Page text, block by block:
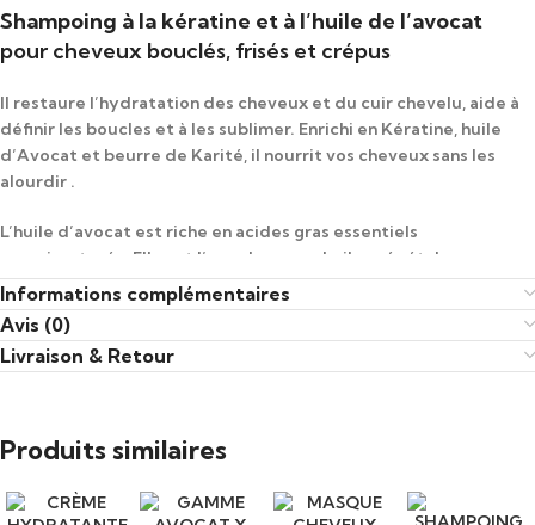
Shampoing à la kératine et à l’huile de l’avocat
pour cheveux bouclés, frisés et crépus
Il restaure l’hydratation des cheveux et du cuir chevelu, aide à
définir les boucles et à les sublimer. Enrichi en Kératine, huile
d’Avocat et beurre de Karité, il nourrit vos cheveux sans les
alourdir .
L’huile d’avocat est riche en acides gras essentiels
monoinsaturés. Elle est l’une des rares huiles végétales
réellement capable de pénétrer la fibre capillaire, bien mieux
que celles contenant beaucoup d’acides gras polyinsaturés.
Le tout avec une texture beaucoup plus légère que d’autres
huiles végétales.
les cheveux sans les alourdir ni les graisser. Pour le cuir chevelu
également : elle pénètre rapidement, sans le surcharger ni
boucher ses pores.
Informations complémentaires
Avis (0)
Livraison & Retour
Produits similaires